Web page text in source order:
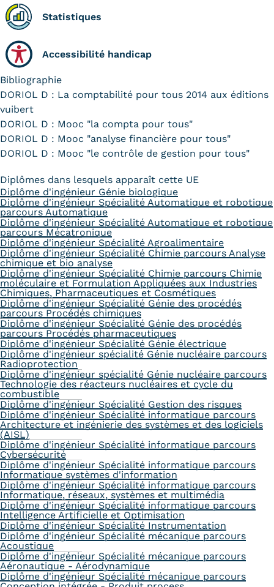
Statistiques
Accessibilité handicap
Bibliographie
DORIOL D : La comptabilité pour tous 2014 aux éditions
vuibert
DORIOL D : Mooc "la compta pour tous"
DORIOL D : Mooc "analyse financière pour tous"
DORIOL D : Mooc "le contrôle de gestion pour tous"
Diplômes dans lesquels apparaît cette UE
Diplôme d'ingénieur Génie biologique
Diplôme d'ingénieur Spécialité Automatique et robotique
parcours Automatique
Diplôme d'ingénieur Spécialité Automatique et robotique
parcours Mécatronique
Diplôme d'ingénieur Spécialité Agroalimentaire
Diplôme d'ingénieur Spécialité Chimie parcours Analyse
chimique et bio analyse
Diplôme d'ingénieur Spécialité Chimie parcours Chimie
moléculaire et Formulation Appliquées aux Industries
Chimiques, Pharmaceutiques et Cosmétiques
Diplôme d'ingénieur Spécialité Génie des procédés
parcours Procédés chimiques
Diplôme d'ingénieur Spécialité Génie des procédés
parcours Procédés pharmaceutiques
Diplôme d'ingénieur Spécialité Génie électrique
Diplôme d'ingénieur spécialité Génie nucléaire parcours
Radioprotection
Diplôme d'ingénieur spécialité Génie nucléaire parcours
Technologie des réacteurs nucléaires et cycle du
combustible
Diplôme d'ingénieur Spécialité Gestion des risques
Diplôme d'ingénieur Spécialité informatique parcours
Architecture et ingénierie des systèmes et des logiciels
(AISL)
Diplôme d'ingénieur Spécialité informatique parcours
Cybersécurité
Diplôme d'ingénieur Spécialité informatique parcours
Informatique systèmes d'information
Diplôme d'ingénieur Spécialité informatique parcours
Informatique, réseaux, systèmes et multimédia
Diplôme d'ingénieur Spécialité informatique parcours
Intelligence Artificielle et Optimisation
Diplôme d'ingénieur Spécialité Instrumentation
Diplôme d'ingénieur Spécialité mécanique parcours
Acoustique
Diplôme d'ingénieur Spécialité mécanique parcours
Aéronautique - Aérodynamique
Diplôme d'ingénieur Spécialité mécanique parcours